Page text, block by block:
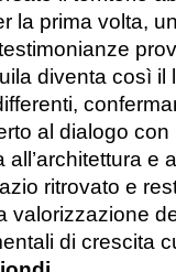
la prima volta,
diventa così il
al dialogo con
e
ritrovato e
valorizzazione
di crescita